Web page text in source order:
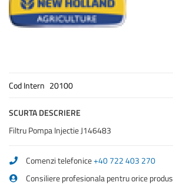
Cod Intern 20100
SCURTA DESCRIERE
Filtru Pompa Injectie J146483
Comenzi telefonice+40 722 403 270
Consiliere profesionala pentru orice produs